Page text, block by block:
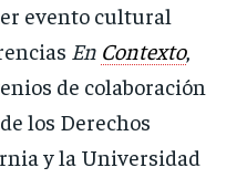
evento cultural
En Contexto,
de colaboración
los Derechos
y la Universidad